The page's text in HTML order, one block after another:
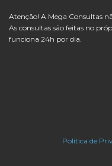
Atenção! A Mega Consultas
As consultas são feitas no
funciona 24h por dia.
Política de